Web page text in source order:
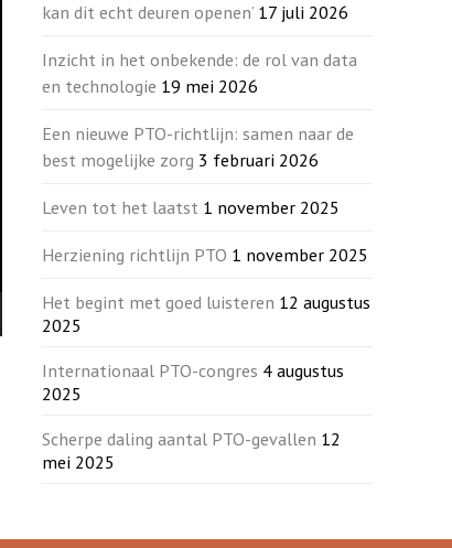
kan dit echt deuren openen’ 17 juli 2026
Inzicht in het onbekende: de rol van data
en technologie 19 mei 2026
Een nieuwe PTO-richtlijn: samen naar de
best mogelijke zorg 3 februari 2026
Leven tot het laatst 1 november 2025
Herziening richtlijn PTO 1 november 2025
Het begint met goed luisteren 12 augustus
2025
Internationaal PTO-congres 4 augustus
2025
Scherpe daling aantal PTO-gevallen 12
mei 2025